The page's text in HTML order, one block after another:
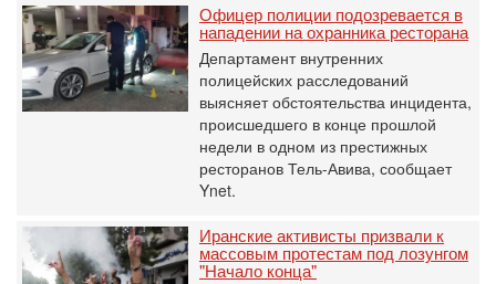
Офицер полиции подозревается в
нападении на охранника ресторана
Департамент внутренних
полицейских расследований
выясняет обстоятельства инцидента,
происшедшего в конце прошлой
недели в одном из престижных
ресторанов Тель-Авива, сообщает
Ynet.
Иранские активисты призвали к
массовым протестам под лозунгом
"Начало конца"